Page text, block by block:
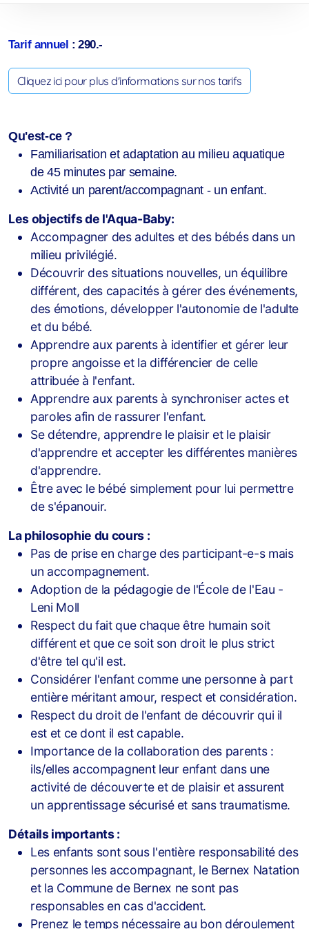
Tarif annuel : 290.-
Cliquez ici pour plus d'informations sur nos tarifs
Qu'est-ce ?
Familiarisation et adaptation au milieu aquatique
de 45 minutes par semaine.
Activité un parent/accompagnant - un enfant.
Les objectifs de l'Aqua-Baby:
Accompagner des adultes et des bébés dans un
milieu privilégié.
Découvrir des situations nouvelles, un équilibre
différent, des capacités à gérer des événements,
des émotions, développer l'autonomie de l'adulte
et du bébé.
Apprendre aux parents à identifier et gérer leur
propre angoisse et la différencier de celle
attribuée à l'enfant.
Apprendre aux parents à synchroniser actes et
paroles afin de rassurer l'enfant.
Se détendre, apprendre le plaisir et le plaisir
d'apprendre et accepter les différentes manières
d'apprendre.
Être avec le bébé simplement pour lui permettre
de s'épanouir.
La philosophie du cours :
Pas de prise en charge des participant-e-s mais
un accompagnement.
Adoption de la pédagogie de l'École de l'Eau -
Leni Moll
Respect du fait que chaque être humain soit
différent et que ce soit son droit le plus strict
d'être tel qu'il est.
Considérer l'enfant comme une personne à part
entière méritant amour, respect et considération.
Respect du droit de l'enfant de découvrir qui il
est et ce dont il est capable.
Importance de la collaboration des parents :
ils/elles accompagnent leur enfant dans une
activité de découverte et de plaisir et assurent
un apprentissage sécurisé et sans traumatisme.
Détails importants :
Les enfants sont sous l'entière responsabilité des
personnes les accompagnant, le Bernex Natation
et la Commune de Bernex ne sont pas
responsables en cas d'accident.
Prenez le temps nécessaire au bon déroulement
Cours adultes
Statuts
Procès verbaux des assemblées générale